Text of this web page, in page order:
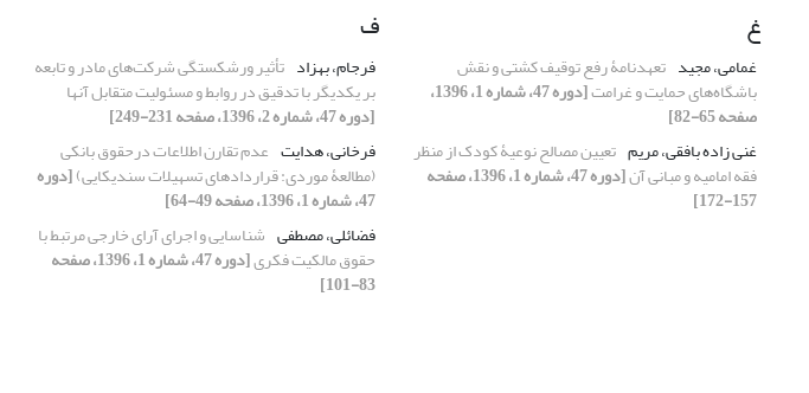
غ
غمامی، مجید تعهدنامۀ رفع توقیف کشتی و نقش
باشگاه‌های حمایت و غرامت [دوره 47، شماره 1، 1396،
صفحه 65-82]
غنی زاده بافقی، مریم تعیین مصالح نوعیۀ کودک از منظر
فقه امامیه و مبانی آن [دوره 47، شماره 1، 1396، صفحه
157-172]
ف
فرجام، بهزاد تأثیر ورشکستگی شرکت‌های مادر و تابعه
بر یکدیگر با تدقیق در روابط و مسئولیت متقابل آنها
[دوره 47، شماره 2، 1396، صفحه 231-249]
فرخانی، هدایت عدم تقارن اطلاعات درحقوق بانکی
(مطالعۀ موردی: قراردادهای تسهیلات سندیکایی)[دوره
47، شماره 1، 1396، صفحه 49-64]
فضائلی، مصطفی شناسایی و اجرای آرای خارجی مرتبط با
حقوق مالکیت فکری [دوره 47، شماره 1، 1396، صفحه
83-101]